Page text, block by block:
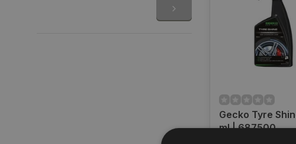
Gecko Tyre
ml | 687500